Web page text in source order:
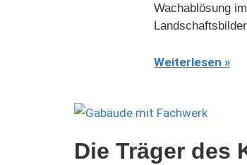
Wachablösung
Weiterlesen
Die Träger des